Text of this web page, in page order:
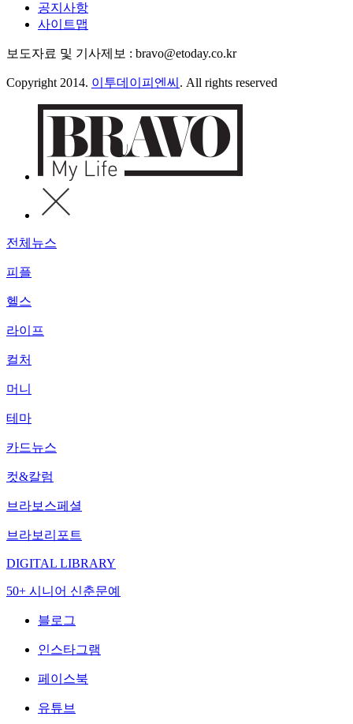
공지사항
사이트맵
보도자료 및 기사제보 : bravo@etoday.co.kr
Copyright 2014. 이투데이피엔씨 . All rights reserved
전체뉴스
피플
헬스
라이프
컬처
머니
테마
카드뉴스
컷&칼럼
브라보스페셜
브라보리포트
DIGITAL LIBRARY
50+ 시니어 신춘문예
블로그
인스타그램
페이스북
유튜브